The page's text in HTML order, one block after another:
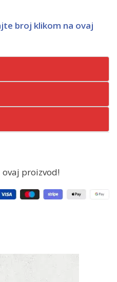
broj klikom na ovaj
proizvod!